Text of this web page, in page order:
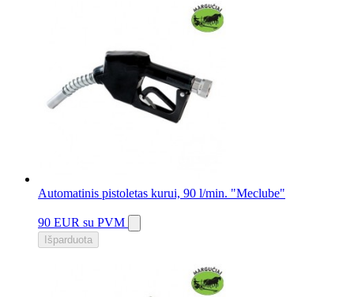
Automatinis pistoletas kurui, 90 l/min. "Meclube"
90 EUR su PVM
Išparduota